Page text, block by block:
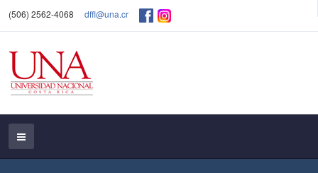
(506) 2562-4068 dffl@una.cr